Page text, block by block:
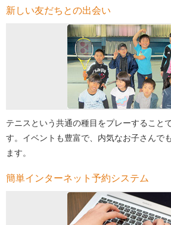
新しい友だちとの出会い
テニスという共通の種目をプレーすること
す。イベントも豊富で、内気なお子さんで
ます。
簡単インターネット予約システム